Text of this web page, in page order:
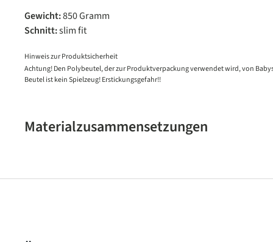
Gewicht:850 Gramm
Schnitt:slim fit
Hinweis zur Produktsicherheit
Achtung! Den Polybeutel, der zur Produktverpackung verwendet wird, von
Beutel ist kein Spielzeug! Erstickungsgefahr!!
Materialzusammensetzungen